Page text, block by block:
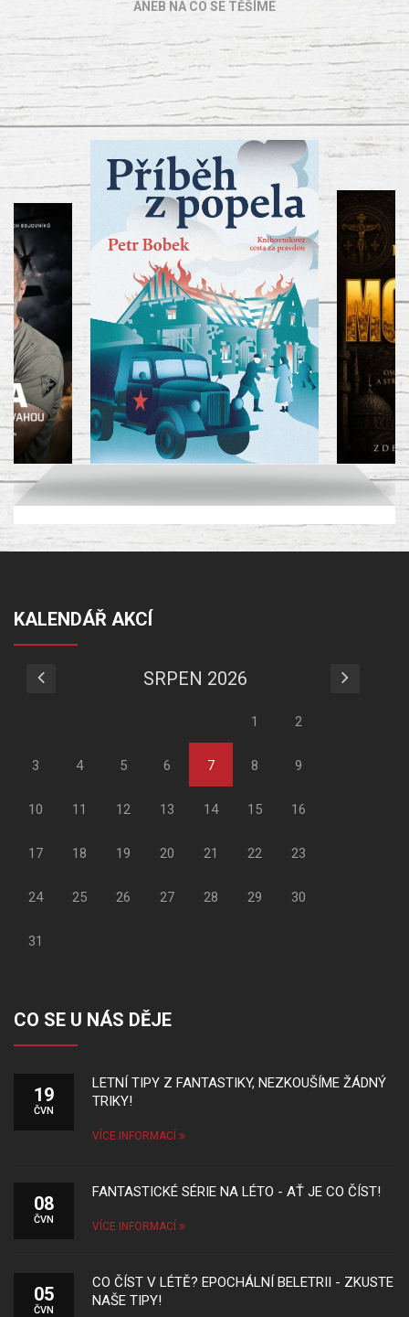
ANEB NA CO SE TĚŠÍME
KALENDÁŘ AKCÍ
SRPEN 2026
1 2
3 4 5 6 7 8 9
10 11 12 13 14 15 16
17 18 19 20 21 22 23
24 25 26 27 28 29 30
31
CO SE U NÁS DĚJE
19
ČVN
LETNÍ TIPY Z FANTASTIKY, NEZKOUŠÍME ŽÁDNÝ
TRIKY!
VÍCE INFORMACÍ
08
ČVN
FANTASTICKÉ SÉRIE NA LÉTO - AŤ JE CO ČÍST!
VÍCE INFORMACÍ
05
ČVN
CO ČÍST V LÉTĚ? EPOCHÁLNÍ BELETRII - ZKUSTE
NAŠE TIPY!